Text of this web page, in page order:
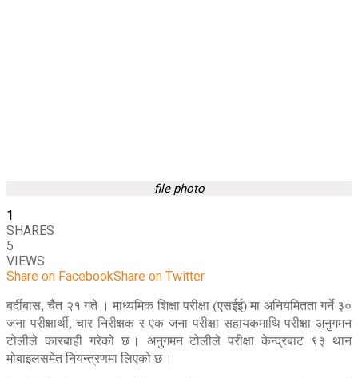
file photo
1
SHARES
5
VIEWS
Share on FacebookShare on Twitter
बर्दीबास, चैत २१ गते । माध्यमिक शिक्षा परीक्षा (एसईई) मा अनियमितता गर्ने ३०
जना परीक्षार्थी, चार निरीक्षक र एक जना परीक्षा सहायकमाथि परीक्षा अनुगमन
टोलीले कारबाही गरेको छ । अनुगमन टोलीले परीक्षा केन्द्रबाट ९३ थान
मोबाइलसमेत नियन्त्रणमा लिएको छ ।